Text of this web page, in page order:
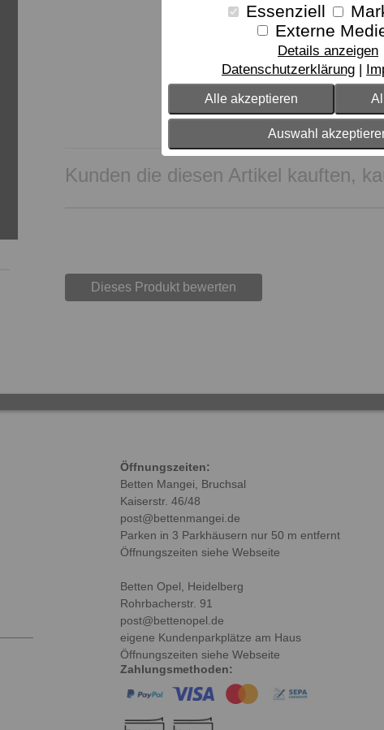
Essenziell
Externe
Details anzeigen
Datenschutzerklärung
Alle akzeptieren
Auswahl
Kunden die diesen Artikel kauften,
Dieses Produkt bewerten
Öffnungszeiten:
Betten Mangei, Bruchsal
Kaiserstr. 46/48
post@bettenmangei.de
Parken in 3 Parkhäusern nur 50 m entfernt
Öffnungszeiten siehe Webseite
Betten Opel, Heidelberg
Rohrbacherstr. 91
post@bettenopel.de
eigene Kundenparkplätze am Haus
Öffnungszeiten siehe Webseite
Zahlungsmethoden: